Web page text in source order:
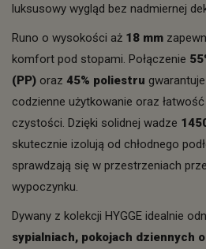
luksusowy wygląd bez nadmiernej
Runo o wysokości aż 18 mm
komfort pod stopami. Połączenie
(PP) oraz 45% poliestru
codzienne użytkowanie oraz
czystości. Dzięki solidnej wadze
skutecznie izolują od chłodnego
sprawdzają się w przestrzeniach
wypoczynku.
Dywany z kolekcji HYGGE idealnie
sypialniach, pokojach dziennych